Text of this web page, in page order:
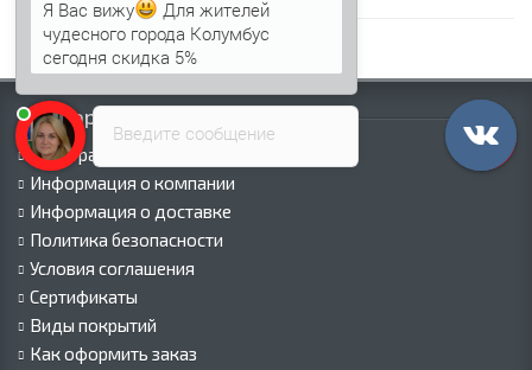
Информация
Палитра RAL
Информация о компании
Информация о доставке
Политика безопасности
Условия соглашения
Сертификаты
Виды покрытий
Как оформить заказ
Введите сообщение
Я Вас вижу
Для жителей
чудесного города Колумбус
сегодня скидка 5%